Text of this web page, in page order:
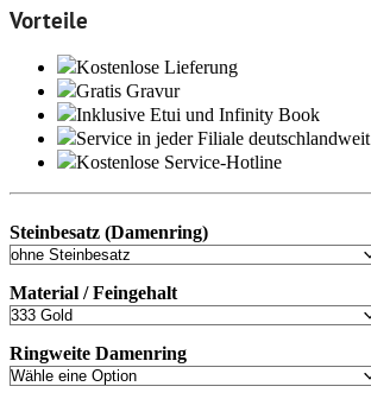
Vorteile
Kostenlose Lieferung
Gratis Gravur
Inklusive Etui und Infinity Book
Service in jeder Filiale deutschlandweit
Kostenlose Service-Hotline
Steinbesatz (Damenring)
Material / Feingehalt
Ringweite Damenring